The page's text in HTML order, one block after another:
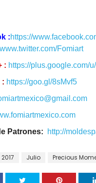
:https://
www.twitter.com/Fomiart
: https://plus.google.com/
: https://goo.gl/8sMvf5
Patrones:
http://
2017 Julio Precious